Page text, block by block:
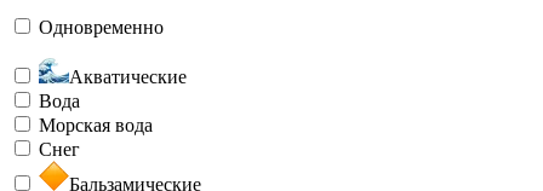
Одновременно
Акватические
Вода
Морская вода
Снег
Бальзамические